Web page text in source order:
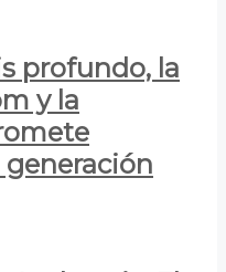
profundo, la
y la